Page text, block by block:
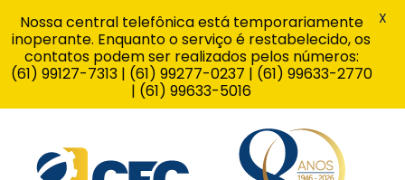
Nossa central telefônica está temporariamente
inoperante. Enquanto o serviço é restabelecido, os
contatos podem ser realizados pelos números:
(61) 99127-7313 | (61) 99277-0237 | (61) 99633-2770
| (61) 99633-5016
X